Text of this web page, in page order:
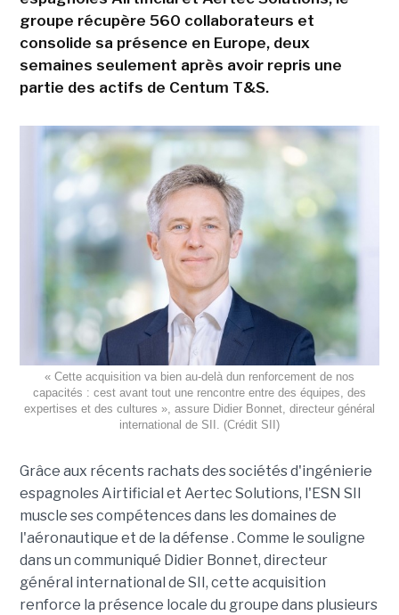
groupe récupère 560 collaborateurs et
consolide sa présence en Europe, deux
semaines seulement après avoir repris une
partie des actifs de Centum T&S.
« Cette acquisition va bien au-delà dun renforcement de nos
capacités : cest avant tout une rencontre entre des équipes, des
expertises et des cultures », assure Didier Bonnet, directeur général
international de SII. (Crédit SII)
Grâce aux récents rachats des sociétés d'ingénierie
espagnoles Airtificial et Aertec Solutions, l'ESN SII
muscle ses compétences dans les domaines de
l'aéronautique et de la défense . Comme le souligne
dans un communiqué Didier Bonnet, directeur
général international de SII, cette acquisition
renforce la présence locale du groupe dans plusieurs